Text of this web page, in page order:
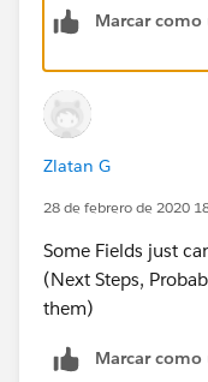
Marcar como
Zlatan G
28 de febrero de 2020
Some Fields just
(Next Steps,
them)
Marcar como